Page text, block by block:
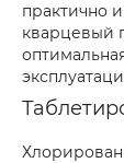
практично
кварцевый